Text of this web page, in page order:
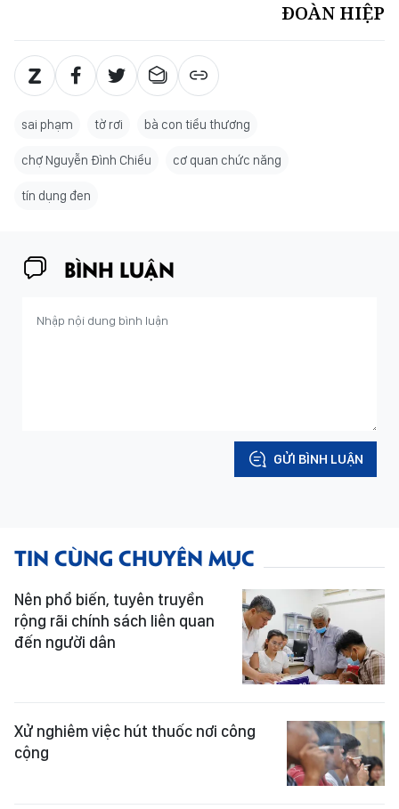
ĐOÀN HIỆP
sai phạm tờ rơi bà con tiểu thương
chợ Nguyễn Đình Chiểu cơ quan chức năng
tín dụng đen
BÌNH LUẬN
GỬI BÌNH LUẬN
TIN CÙNG CHUYÊN MỤC
Nên phổ biến, tuyên truyền
rộng rãi chính sách liên quan
đến người dân
Xử nghiêm việc hút thuốc nơi công
cộng